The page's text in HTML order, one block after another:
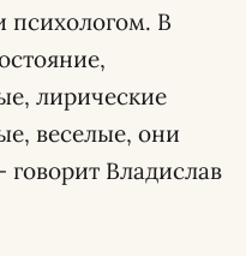
психологом. В
лирические
веселые, они
говорит Владислав